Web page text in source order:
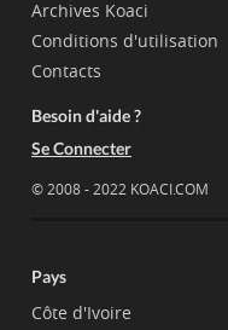
Archives Koaci
Conditions d'utilisation
Contacts
Besoin d'aide ?
Se Connecter
© 2008 - 2022 KOACI.COM
Pays
Côte d'Ivoire